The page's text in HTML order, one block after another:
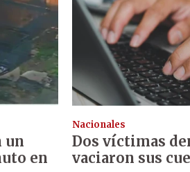
un
en
Nacionales
Dos víctimas
vaciaron sus